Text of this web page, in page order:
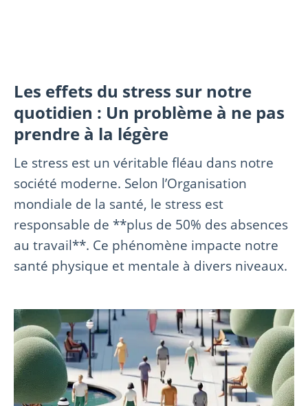
Les effets du stress sur notre
quotidien : Un problème à ne pas
prendre à la légère
Le stress est un véritable fléau dans notre
société moderne. Selon l’Organisation
mondiale de la santé, le stress est
responsable de **plus de 50% des absences
au travail**. Ce phénomène impacte notre
santé physique et mentale à divers niveaux.